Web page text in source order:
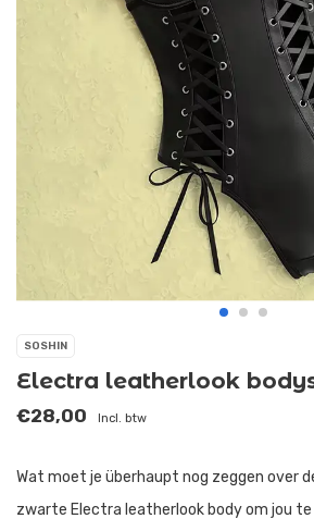
SOSHIN
Electra leatherlook
€28,00 Incl. btw
Wat moet je überhaupt nog zeggen over
zwarte Electra leatherlook body om jou